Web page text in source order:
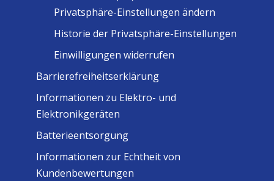
Privatsphäre-Einstellungen ändern
Historie der Privatsphäre-Einstellungen
Einwilligungen widerrufen
Barrierefreiheitserklärung
Informationen zu Elektro- und
Elektronikgeräten
Batterieentsorgung
Informationen zur Echtheit von
Kundenbewertungen